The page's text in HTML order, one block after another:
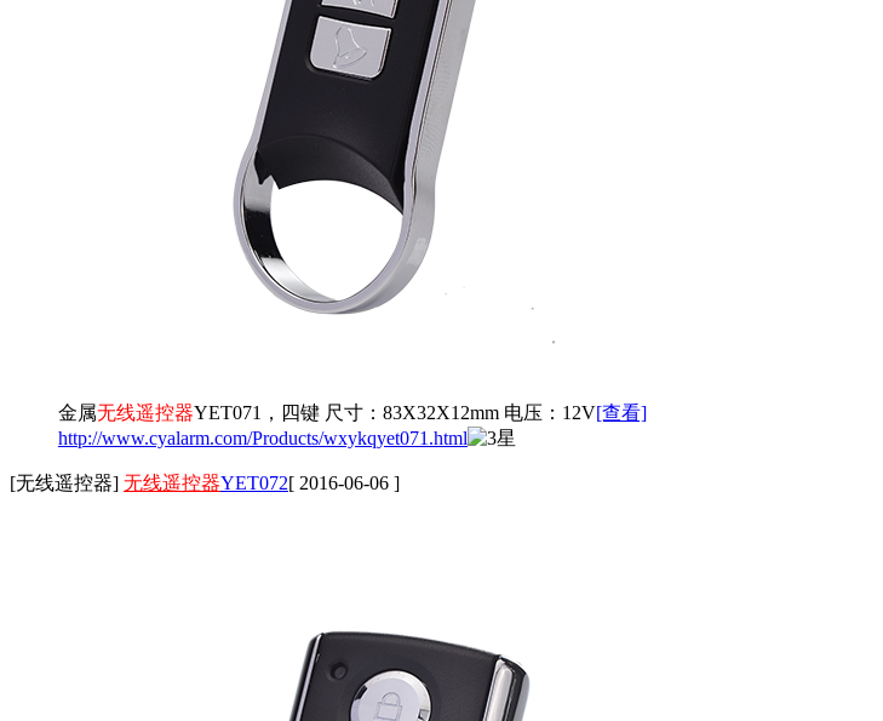
金属无线遥控器YET071，四键 尺寸：83X32X12mm 电压：12V[查看]
http://www.cyalarm.com/Products/wxykqyet071.html
[无线遥控器] 无线遥控器YET072[ 2016-06-06 ]